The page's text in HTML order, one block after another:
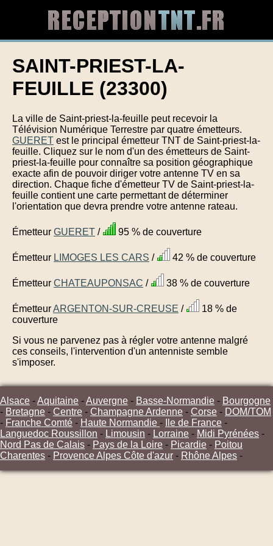
SAINT-PRIEST-LA-
FEUILLE (23300)
La ville de Saint-priest-la-feuille peut recevoir la
Télévision Numérique Terrestre par quatre émetteurs.
GUERET est le principal émetteur TNT de Saint-priest-la-
feuille. Cliquez sur le nom d'un des émetteurs de Saint-
priest-la-feuille pour connaître sa position géographique
exacte afin de pouvoir diriger votre antenne TV en sa
direction. Chaque fiche d'émetteur TV de Saint-priest-la-
feuille contient une carte permettant de déterminer
l'orientation que devra prendre votre antenne rateau.
Émetteur GUERET / 95 % de couverture
Émetteur LIMOGES LES CARS / 42 % de couverture
Émetteur CHATEAUPONSAC / 38 % de couverture
ÉmetteurARGENTON-SUR-CREUSE /
18 % de
couverture
Si vous ne parvenez pas à régler votre antenne malgré
ces conseils, l'intervention d'un antenniste semble
s'imposer.
Alsace -Aquitaine -Auvergne - Basse-Normandie - Bourgogne
- Bretagne - Centre - Champagne Ardenne - Corse - DOM/TOM
- Franche Comté - Haute Normandie - Ile de France -
Languedoc Roussillon - Limousin - Lorraine - Midi Pyrénées -
Nord Pas de Calais - Pays de la Loire - Picardie - Poitou
Charentes - Provence Alpes Côte d'azur - Rhône Alpes -